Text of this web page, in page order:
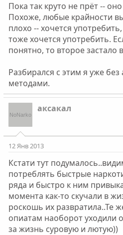
Пока так круто не прёт --
Похоже, любые крайности
плохо -- хочется
тоже хочется употребить.
понятно, то второе застало
Разбирался с этим я уже
методами.
аксакал
12 Янв 2013
Кстати тут
потреблять быстрые
ряда и быстро к ним
момента как-то скучали в
роскошь их развратила..Те
опиатам наоборот уходили
за жизнь суровую и лютую))